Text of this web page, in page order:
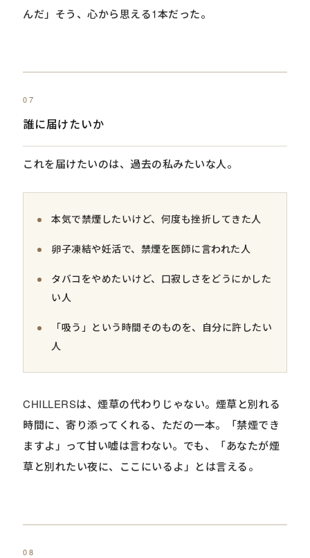
んだ」そう、心から思える1本だった。
07
誰に届けたいか
これを届けたいのは、過去の私みたいな人。
本気で禁煙したいけど、何度も挫折してきた人
卵子凍結や妊活で、禁煙を医師に言われた人
タバコをやめたいけど、口寂しさをどうにかした
い人
「吸う」という時間そのものを、自分に許したい
人
CHILLERSは、煙草の代わりじゃない。煙草と別れる
時間に、寄り添ってくれる、ただの一本。「禁煙でき
ますよ」って甘い嘘は言わない。でも、「あなたが煙
草と別れたい夜に、ここにいるよ」とは言える。
08